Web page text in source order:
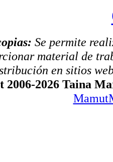
Se permite
material de
en sitios
2006-2026 Taina